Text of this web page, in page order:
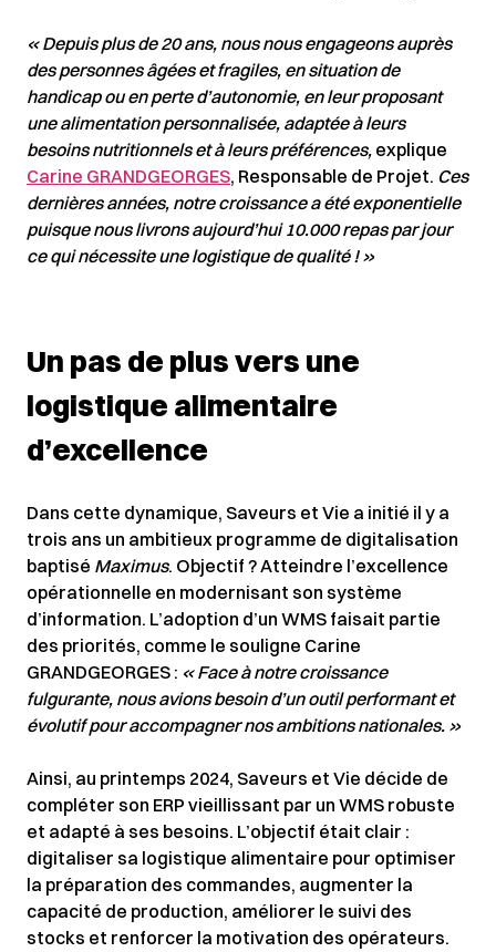
« Depuis plus de 20 ans, nous nous engageons auprès
des personnes âgées et fragiles, en situation de
handicap ou en perte d’autonomie, en leur proposant
une alimentation personnalisée, adaptée à leurs
besoins nutritionnels et à leurs préférences, explique
Carine GRANDGEORGES, Responsable de Projet. Ces
dernières années, notre croissance a été exponentielle
puisque nous livrons aujourd’hui 10.000 repas par jour
ce qui nécessite une logistique de qualité ! »
Un pas de plus vers une
logistique alimentaire
d’excellence
Dans cette dynamique, Saveurs et Vie a initié il y a
trois ans un ambitieux programme de digitalisation
baptisé Maximus. Objectif ? Atteindre l’excellence
opérationnelle en modernisant son système
d’information. L’adoption d’un WMS faisait partie
des priorités, comme le souligne Carine
GRANDGEORGES : « Face à notre croissance
fulgurante, nous avions besoin d’un outil performant et
évolutif pour accompagner nos ambitions nationales. »
Ainsi, au printemps 2024, Saveurs et Vie décide de
compléter son ERP vieillissant par un WMS robuste
et adapté à ses besoins. L’objectif était clair :
digitaliser sa logistique alimentaire pour optimiser
la préparation des commandes, augmenter la
capacité de production, améliorer le suivi des
stocks et renforcer la motivation des opérateurs.